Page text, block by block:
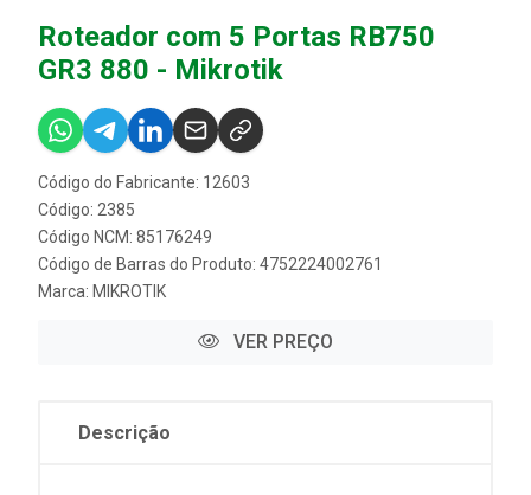
Roteador com 5 Portas RB750
GR3 880 - Mikrotik
Código do Fabricante: 12603
Código: 2385
Código NCM: 85176249
Código de Barras do Produto: 4752224002761
Marca: MIKROTIK
VER PREÇO
Descrição